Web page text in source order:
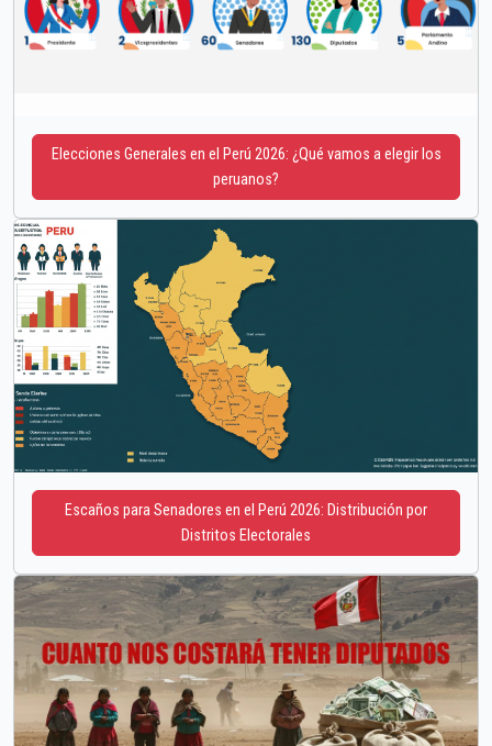
Elecciones Generales en el Perú 2026: ¿Qué vamos a elegir los
peruanos?
Escaños para Senadores en el Perú 2026: Distribución por
Distritos Electorales